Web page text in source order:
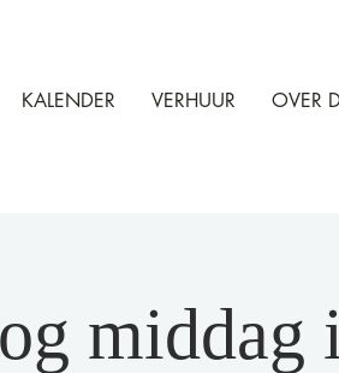
KALENDER VERHUUR OVER
middag